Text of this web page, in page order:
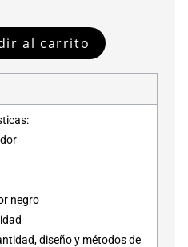
al carrito
negro
diseño y métodos de